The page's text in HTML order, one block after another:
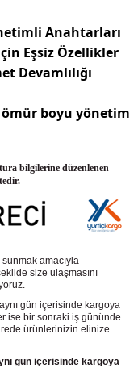
Anahtarları
Eşsiz Özellikler
Devamlılığı
boyu yönetim
bilgilerine düzenlenen
amacıyla
size ulaşmasını
gün içerisinde kargoya
ise bir sonraki iş gününde
ürünlerinizin elinize
gün içerisinde kargoya